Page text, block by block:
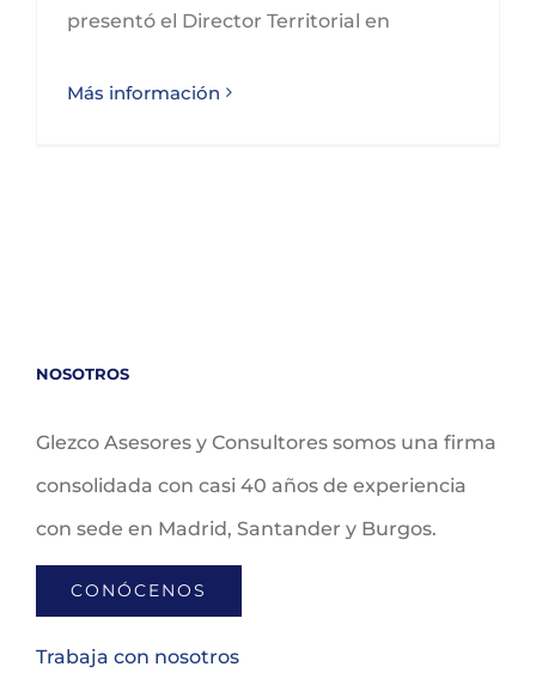
presentó el Director Territorial en
Más información
NOSOTROS
Glezco Asesores y Consultores somos una firma
consolidada con casi 40 años de experiencia
con sede en Madrid, Santander y Burgos.
CONÓCENOS
Trabaja con nosotros